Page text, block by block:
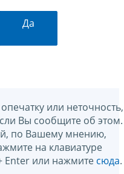
Да
или неточность,
Вы сообщите об этом.
по Вашему мнению,
на клавиатуре
Enter или нажмите сюда.